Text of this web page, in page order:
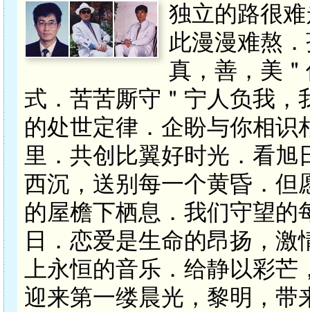
独立的路很
此漫漫难熬
真，善，美
式．苦苦厮守＂宁人负我，
的处世定律．企盼与你相
里．共创比翼好时光．看
西沉，送别每一个黄昏．但
的屋檐下栖息．我们守望
日．恋爱是生命的昂扬，
上永恒的音乐．给静以彩
迎来第一缕晨光，黎明，带